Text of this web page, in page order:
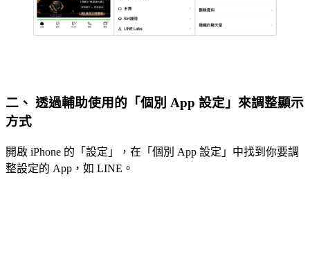
二、 透過輔助使用的「個別 App 設定」來調整顯示
方式
開啟 iPhone 的「設定」，在「個別 App 設定」中找到你要調
整設定的 App，如 LINE。